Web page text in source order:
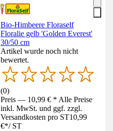
Bio-Himbeere Floraself
Floralie gelb 'Golden Everest'
30/50 cm
Artikel wurde noch nicht
bewertet.
(0)
Preis — 10,99 € * Alle Preise
inkl. MwSt. und ggf. zzgl.
Versandkosten pro ST10,99
€*/ ST